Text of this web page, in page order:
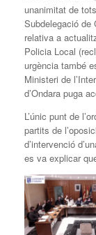
unanimitat de
Subdelegació de
relativa a
Policia Local
urgència també
Ministeri de
d’Ondara puga
L’únic punt de
partits de
d’intervenció
es va explicar